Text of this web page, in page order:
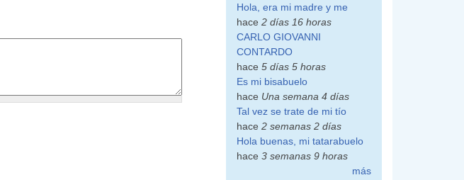
Hola, era mi madre y me
hace2 días 16 horas
CARLO GIOVANNI
CONTARDO
hace5 días 5 horas
Es mi bisabuelo
hace Una semana 4 días
Tal vez se trate de mi tío
hace2 semanas 2 días
Hola buenas, mi tatarabuelo
hace3 semanas 9 horas
más